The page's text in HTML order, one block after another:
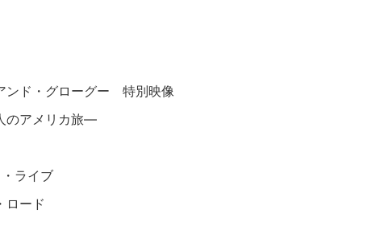
ンド・グローグー 特別映像
のアメリカ旅―
ライブ
ロード